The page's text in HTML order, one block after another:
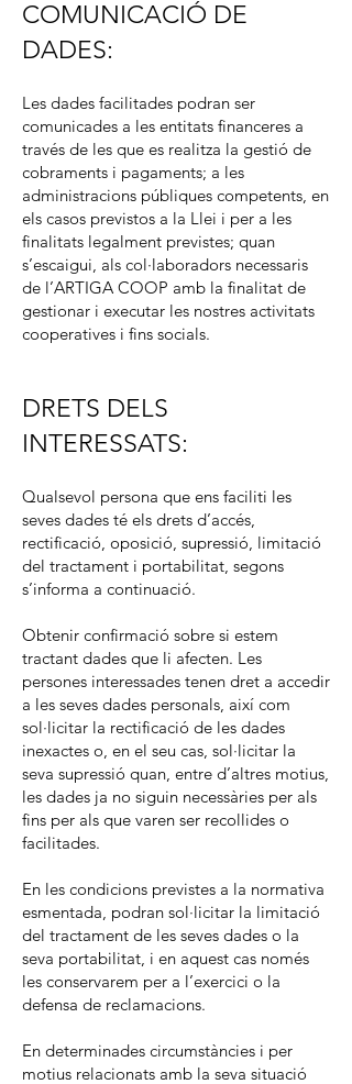
COMUNICACIÓ DE
DADES:
Les dades facilitades podran ser
comunicades a les entitats financeres a
través de les que es realitza la gestió de
cobraments i pagaments; a les
administracions públiques competents, en
els casos previstos a la Llei i per a les
finalitats legalment previstes; quan
s’escaigui, als col·laboradors necessaris
de l’ARTIGA COOP amb la finalitat de
gestionar i executar les nostres activitats
cooperatives i fins socials.
DRETS DELS
INTERESSATS:
Qualsevol persona que ens faciliti les
seves dades té els drets d’accés,
rectificació, oposició, supressió, limitació
del tractament i portabilitat, segons
s’informa a continuació.
Obtenir confirmació sobre si estem
tractant dades que li afecten. Les
persones interessades tenen dret a accedir
a les seves dades personals, així com
sol·licitar la rectificació de les dades
inexactes o, en el seu cas, sol·licitar la
seva supressió quan, entre d’altres motius,
les dades ja no siguin necessàries per als
fins per als que varen ser recollides o
facilitades.
En les condicions previstes a la normativa
esmentada, podran sol·licitar la limitació
del tractament de les seves dades o la
seva portabilitat, i en aquest cas només
les conservarem per a l’exercici o la
defensa de reclamacions.
En determinades circumstàncies i per
motius relacionats amb la seva situació